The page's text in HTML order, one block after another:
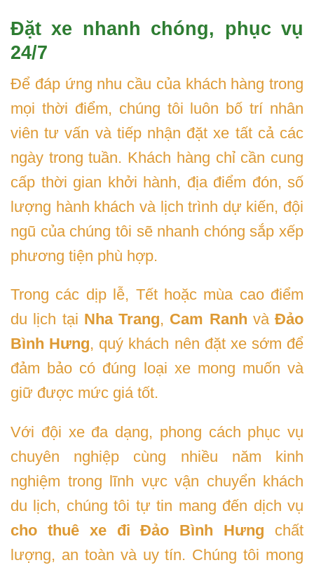
Đặt xe nhanh chóng, phục vụ
24/7
Để đáp ứng nhu cầu của khách hàng trong
mọi thời điểm, chúng tôi luôn bố trí nhân
viên tư vấn và tiếp nhận đặt xe tất cả các
ngày trong tuần. Khách hàng chỉ cần cung
cấp thời gian khởi hành, địa điểm đón, số
lượng hành khách và lịch trình dự kiến, đội
ngũ của chúng tôi sẽ nhanh chóng sắp xếp
phương tiện phù hợp.
Trong các dịp lễ, Tết hoặc mùa cao điểm
du lịch tại Nha Trang, Cam Ranh và Đảo
Bình Hưng, quý khách nên đặt xe sớm để
đảm bảo có đúng loại xe mong muốn và
giữ được mức giá tốt.
Với đội xe đa dạng, phong cách phục vụ
chuyên nghiệp cùng nhiều năm kinh
nghiệm trong lĩnh vực vận chuyển khách
du lịch, chúng tôi tự tin mang đến dịch vụ
cho thuê xe đi Đảo Bình Hưng chất
lượng, an toàn và uy tín. Chúng tôi mong